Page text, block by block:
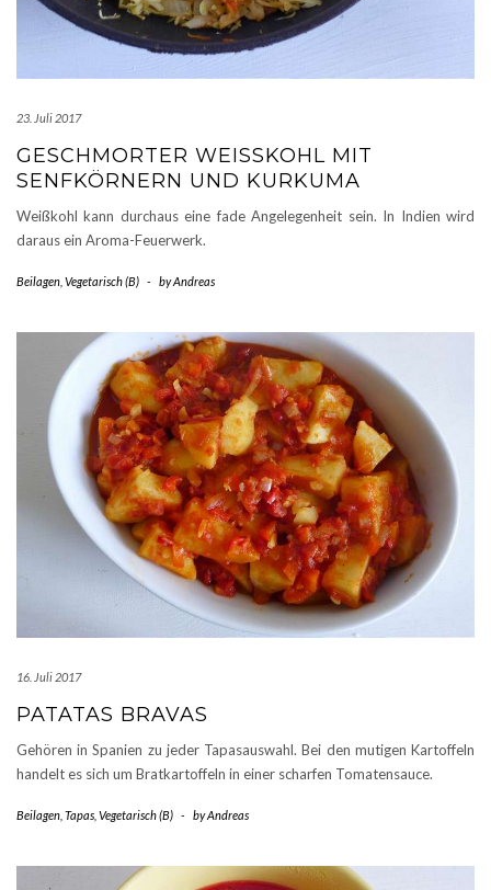
23. Juli 2017
GESCHMORTER WEISSKOHL MIT S
ENFKÖRNERN UND KURKUMA
Weißkohl kann durchaus eine fade Angelegenheit sein. In Indien wird
daraus ein Aroma-Feuerwerk.
Beilagen Vegetarisch (B) - byAndreas
16. Juli 2017
PATATAS BRAVAS
Gehören in Spanien zu jeder Tapasauswahl. Bei den mutigen Kartoffeln
handelt es sich um Bratkartoffeln in einer scharfen Tomatensauce.
Beilagen Tapas Vegetarisch (B) - byAndreas